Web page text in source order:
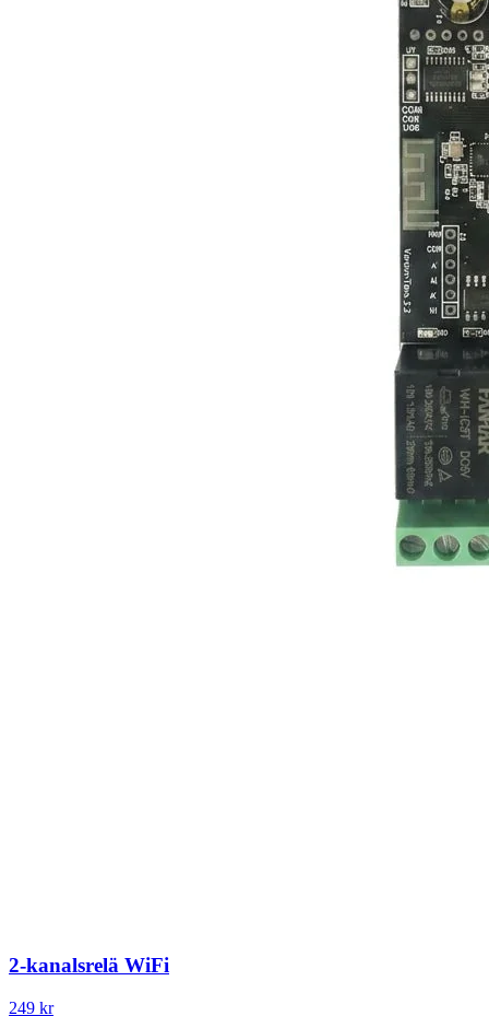
2-kanalsrelä WiFi
249 kr